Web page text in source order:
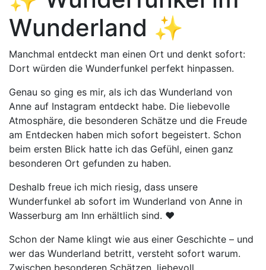
Wunderland ✨
Manchmal entdeckt man einen Ort und denkt sofort:
Dort würden die Wunderfunkel perfekt hinpassen.
Genau so ging es mir, als ich das Wunderland von
Anne auf Instagram entdeckt habe. Die liebevolle
Atmosphäre, die besonderen Schätze und die Freude
am Entdecken haben mich sofort begeistert. Schon
beim ersten Blick hatte ich das Gefühl, einen ganz
besonderen Ort gefunden zu haben.
Deshalb freue ich mich riesig, dass unsere
Wunderfunkel ab sofort im Wunderland von Anne in
Wasserburg am Inn erhältlich sind. ❤️
Schon der Name klingt wie aus einer Geschichte – und
wer das Wunderland betritt, versteht sofort warum.
Zwischen besonderen Schätzen, liebevoll